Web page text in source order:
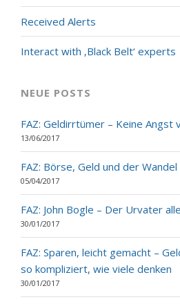
Received Alerts
Interact with ‚Black Belt‘ experts
NEUE POSTS
FAZ: Geldirrtümer – Keine Angst
13/06/2017
FAZ: Börse, Geld und der
05/04/2017
FAZ: John Bogle – Der Urvater
30/01/2017
FAZ: Sparen, leicht gemacht –
so kompliziert, wie viele denken
30/01/2017